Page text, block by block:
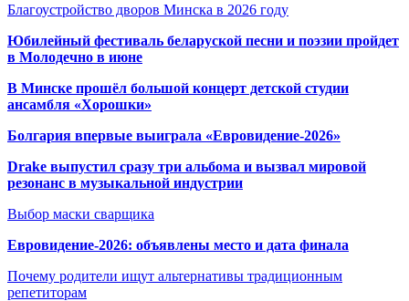
Благоустройство дворов Минска в 2026 году
Юбилейный фестиваль беларуской песни и поэзии пройдет
в Молодечно в июне
В Минске прошёл большой концерт детской студии
ансамбля «Хорошки»
Болгария впервые выиграла «Евровидение-2026»
Drake выпустил сразу три альбома и вызвал мировой
резонанс в музыкальной индустрии
Выбор маски сварщика
Евровидение-2026: объявлены место и дата финала
Почему родители ищут альтернативы традиционным
репетиторам